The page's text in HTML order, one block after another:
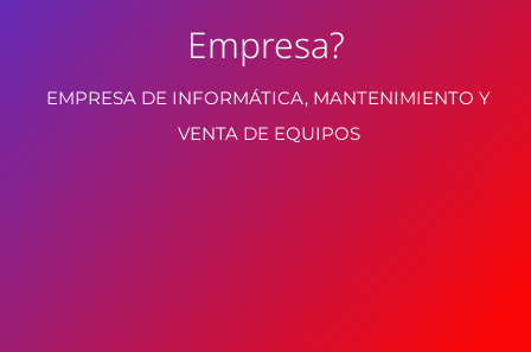
Empresa?
EMPRESA DE INFORMÁTICA, MANTENIMIENTO Y
VENTA DE EQUIPOS